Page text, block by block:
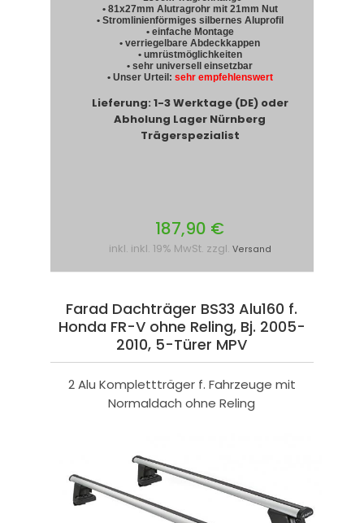
• 81x27mm Alutragrohr mit 21mm Nut
• Stromlinienförmiges silbernes Aluprofil
• einfache Montage
• verriegelbare Abdeckkappen
• umrüstmöglichkeiten
• sehr universell einsetzbar
• Unser Urteil: sehr empfehlenswert
Lieferung: 1-3 Werktage (DE) oder
Abholung Lager Nürnberg
Trägerspezialist
187,90 €
inkl. inkl. 19% MwSt. zzgl. Versand
Farad Dachträger BS33 Alu160 f.
Honda FR-V ohne Reling, Bj. 2005-
2010, 5-Türer MPV
2 Alu Komplettträger f. Fahrzeuge mit
Normaldach ohne Reling